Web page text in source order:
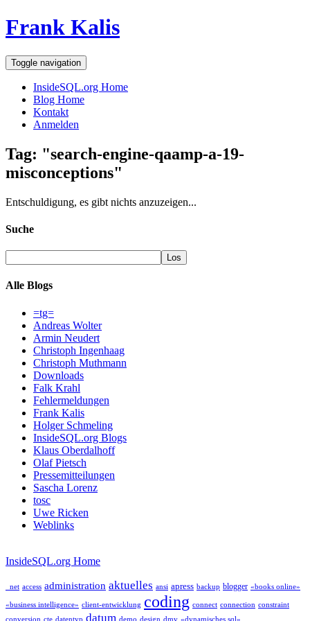
Frank Kalis
Toggle navigation
InsideSQL.org Home
Blog Home
Kontakt
Anmelden
Tag: "search-engine-qaamp-a-19-
misconceptions"
Entschuldigung, es gibt nichts anzuzeigen...
Suche
Alle Blogs
=tg=
Andreas Wolter
Armin Neudert
Christoph Ingenhaag
Christoph Muthmann
Downloads
Falk Krahl
Fehlermeldungen
Frank Kalis
Holger Schmeling
InsideSQL.org Blogs
Klaus Oberdalhoff
Olaf Pietsch
Pressemitteilungen
Sascha Lorenz
tosc
Uwe Ricken
Weblinks
InsideSQL.org Home
_net access administration aktuelles ansi apress backup blogger «books online»
«business intelligence» client-entwicklung coding connect connection constraint
conversion cte datentyp datum demo design dmv «dynamisches sql»